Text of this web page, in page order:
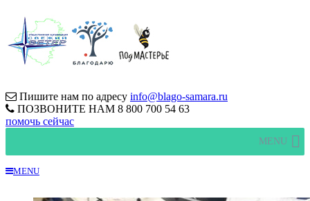
Пишите нам по адресу info@blago-samara.ru
ПОЗВОНИТЕ НАМ 8 800 700 54 63
помочь сейчас
MENU
MENU